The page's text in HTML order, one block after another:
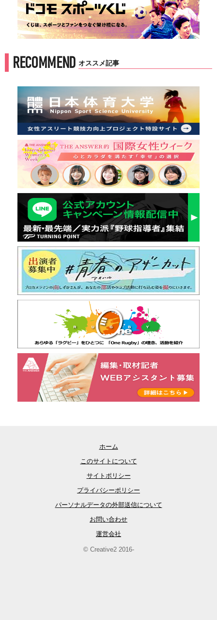
RECOMMEND オススメ記事
ホーム
このサイトについて
サイトポリシー
プライバシーポリシー
パーソナルデータの外部送信について
お問い合わせ
運営会社
© Creative2 2016-